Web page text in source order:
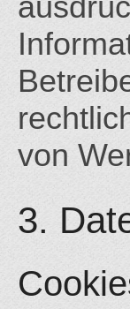
von
3.